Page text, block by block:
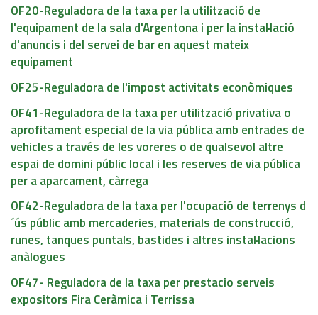
OF20-Reguladora de la taxa per la utilització de
l'equipament de la sala d'Argentona i per la instal·lació
d'anuncis i del servei de bar en aquest mateix
equipament
OF25-Reguladora de l'impost activitats econòmiques
OF41-Reguladora de la taxa per utilització privativa o
aprofitament especial de la via pública amb entrades de
vehicles a través de les voreres o de qualsevol altre
espai de domini públic local i les reserves de via pública
per a aparcament, càrrega
OF42-Reguladora de la taxa per l'ocupació de terrenys d
´ús públic amb mercaderies, materials de construcció,
runes, tanques puntals, bastides i altres instal·lacions
anàlogues
OF47- Reguladora de la taxa per prestacio serveis
expositors Fira Ceràmica i Terrissa